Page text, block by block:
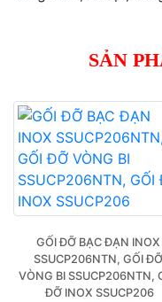
SẢN
GỐI ĐỠ BẠC ĐẠN INOX
SSUCP206NTN, GỐI ĐỠ
VÒNG BI SSUCP206NTN,
ĐỠ INOX SSUCP206